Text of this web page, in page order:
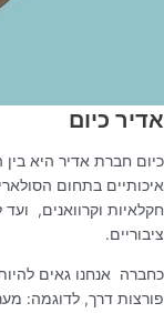
אדיר כיום
כיום חברת אדיר היא
איכותיים בתחום
חקלאיות וקרוואנים,
ועד
ציבוריים.
כחברה אנחנו גאים
פורצות דרך, לדוגמה: